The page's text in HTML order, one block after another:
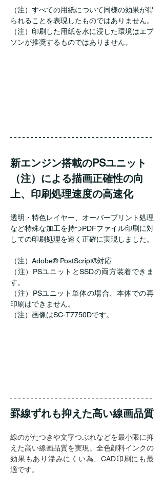
（注）すべての用紙について同様の効果が得
られることを表現したものではありません。
（注）印刷した用紙を水に浸した環境はエプ
ソンが推奨するものではありません。
新エンジン搭載のPSユニット
（注）による描画正確性の向
上、印刷処理速度の高速化
透明・特色レイヤー、オーバープリント処理
など特殊な加工を持つPDFファイル印刷に対
しての印刷処理を速く正確に実現しました。
（注）Adobe® PostScript®対応
（注）PSユニットとSSDの両方装着できま
す。
（注）PSユニット単体の場合、本体での再
印刷はできません。
（注）画像はSC-T7750Dです。
罫線ずれも抑えた高い線画品質
線のがたつきや文字つぶれなどを最小限に抑
えた高い線画品質を実現。全色顔料インクの
効果もあり滲みにくい為、CAD印刷にも最
適です。